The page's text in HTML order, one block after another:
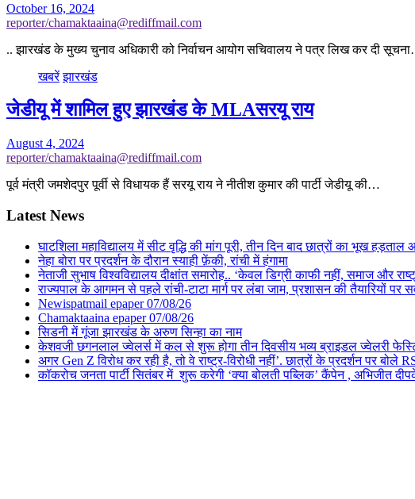
October 16, 2024
reporter/chamaktaaina@rediffmail.com
.. झारखंड के मुख्य चुनाव अधिकारी को निर्वाचन आयोग सचिवालय ने पत्र लिख कर दी
खबरें झारखंड
जेडीयू में शामिल हुए झारखंड के MLAसरयू राय
August 4, 2024
reporter/chamaktaaina@rediffmail.com
पूर्व मंत्री जमशेदपुर पूर्वी से विधायक हैं सरयू राय ने नीतीश कुमार की पार्टी जेडीयू की…
Latest News
घाटशिला महाविद्यालय में सीट वृद्धि की मांग पूरी, तीन दिन बाद छात्रों का भूख हड़ताल
नेहा बोरा पर प्रदर्शन के दौरान स्याही फ़ेंकी, रांची में हंगामा
नेताजी सुभाष विश्वविद्यालय दीक्षांत समारोह.. ‘केवल डिग्री काफी नहीं, समाज और
राज्यपाल के आगमन से पहले रांची-टाटा मार्ग पर लंबा जाम, प्रशासन की तैयारियों पर
Newispatmail epaper 07/08/26
Chamaktaaina epaper 07/08/26
सिडनी में गूंजा झारखंड के अरुण सिन्हा का नाम
केशवजी छगनलाल ज्वेलर्स में कल से शुरू होगा तीन दिवसीय भव्य ब्राइडल ज्वेलरी
अगर Gen Z विरोध कर रही है, तो वे राष्ट्र-विरोधी नहीं’. छात्रों के प्रदर्शन पर बोले
कॉकरोच जनता पार्टी सितंबर में शुरू करेगी ‘क्या बोलती पब्लिक’ कैंपेन , अभिजीत दीपके